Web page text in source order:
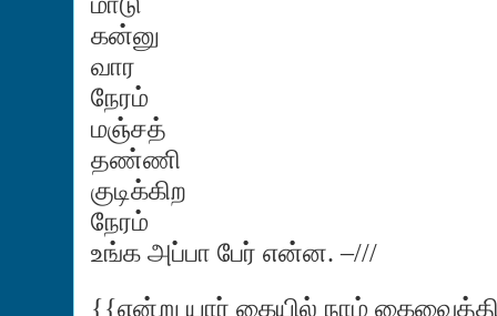
கன்னு
வார
நேரம்
மஞ்சத்
தண்ணி
குடிக்கிற
நேரம்
உங்க அப்பா பேர் என்ன. –///
{{என்று யார் கையில் நாம்